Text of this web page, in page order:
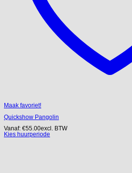
Maak favoriet!
Quickshow Pangolin
Vanaf: €55.00excl. BTW
Kies huurperiode